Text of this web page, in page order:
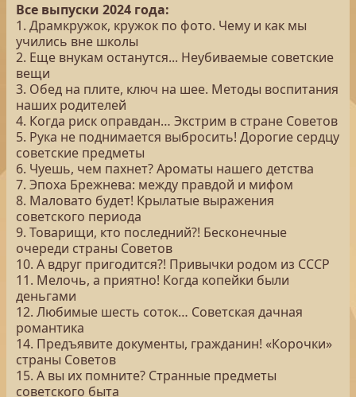
Все выпуски 2024 года:
1. Драмкружок, кружок по фото. Чему и как мы
учились вне школы
2. Еще внукам останутся... Неубиваемые советские
вещи
3. Обед на плите, ключ на шее. Методы воспитания
наших родителей
4. Когда риск оправдан… Экстрим в стране Советов
5. Рука не поднимается выбросить! Дорогие сердцу
советские предметы
6. Чуешь, чем пахнет? Ароматы нашего детства
7. Эпоха Брежнева: между правдой и мифом
8. Маловато будет! Крылатые выражения
советского периода
9. Товарищи, кто последний?! Бесконечные
очереди страны Советов
10. А вдруг пригодится?! Привычки родом из СССР
11. Мелочь, а приятно! Когда копейки были
деньгами
12. Любимые шесть соток… Советская дачная
романтика
14. Предъявите документы, гражданин! «Корочки»
страны Советов
15. А вы их помните? Странные предметы
советского быта